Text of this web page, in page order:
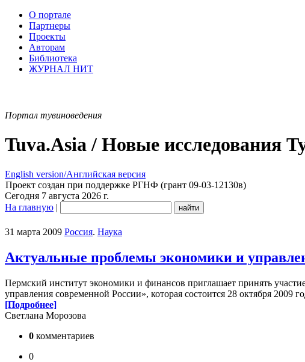
О портале
Партнеры
Проекты
Авторам
Библиотека
ЖУРНАЛ НИТ
Портал тувиноведения
Tuva.Asia / Новые исследования
English version/Английская версия
Проект создан при поддержке РГНФ (грант 09-03-12130в)
Сегодня 7 августа 2026 г.
На главную |
31 марта 2009 Россия. Наука
Актуальные проблемы экономики и
Пермский институт экономики и финансов приглашает принять
управления современной России», которая состоится 28 октября 2009
[Подробнее]
Светлана Морозова
0 комментариев
0